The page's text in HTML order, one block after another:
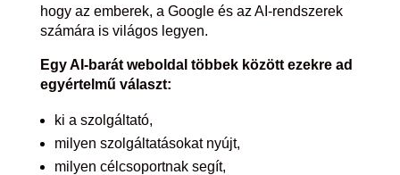
hogy az emberek, a Google és az AI-rendszerek
számára is világos legyen.
Egy AI-barát weboldal többek között ezekre ad
egyértelmű választ:
ki a szolgáltató,
milyen szolgáltatásokat nyújt,
milyen célcsoportnak segít,